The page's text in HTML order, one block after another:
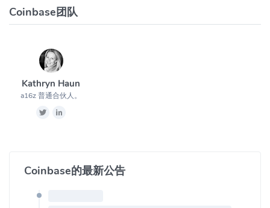
Coinbase交易所已购买保险，可为投资者提供一定的资产保障
支持法定货币购买比特币，拥有广泛的银行合作伙伴网络，可以
通过EFT付款，ACH/SWIFT/SEPA转移以及信用卡和PayPal进行
交易
价值$50000（美国客户）/$30000（欧盟客户）的交易
和交易频率呈现阶梯制收费。
具多种存入和提取法定货币的方式，包括信用卡和银行转帐。
Coinbase交易所的创始人是谁？
Coinbase团队
Kathryn Haun
a16z 普通合伙人。
Coinbase的最新公告